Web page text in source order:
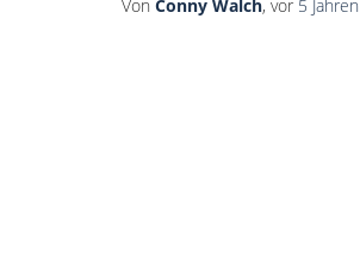
Von Conny Walch, vor 5 Jahren